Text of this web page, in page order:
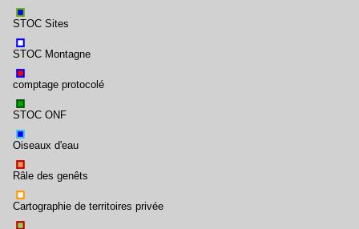
STOC Sites
STOC Montagne
comptage protocolé
STOC ONF
Oiseaux d'eau
Râle des genêts
Cartographie de territoires privée